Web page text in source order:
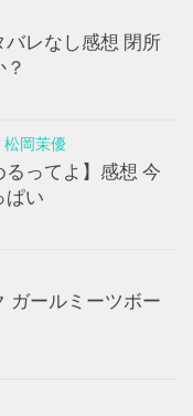
レなし感想 閉所
松岡茉優
ってよ】感想 今
ぱい
ガールミーツボー